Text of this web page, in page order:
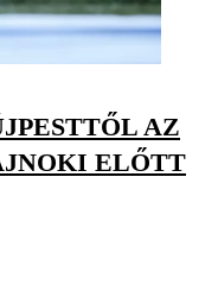
AZ
ELŐTT